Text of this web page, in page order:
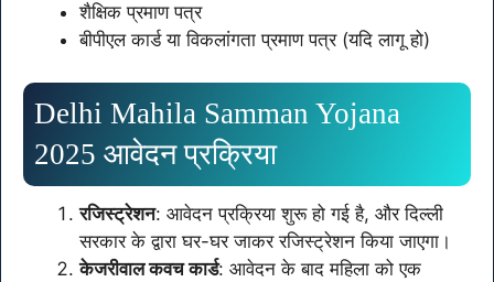
शैक्षिक प्रमाण पत्र
बीपीएल कार्ड या विकलांगता प्रमाण पत्र (यदि लागू हो)
Delhi Mahila Samman Yojana
2025 आवेदन प्रक्रिया
रजिस्ट्रेशन: आवेदन प्रक्रिया शुरू हो गई है, और दिल्ली
सरकार के द्वारा घर-घर जाकर रजिस्ट्रेशन किया जाएगा।
केजरीवाल कवच कार्ड: आवेदन के बाद महिला को एक